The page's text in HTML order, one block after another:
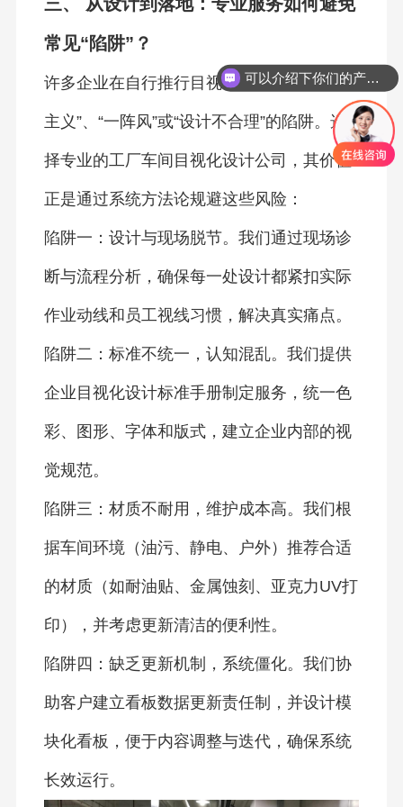
常见“陷阱”？
许多企业在自行推行目视化时，常陷入“形式
主义”、“一阵风”或“设计不合理”的陷阱。选
择专业的工厂车间目视化设计公司，其价值
正是通过系统方法论规避这些风险：
陷阱一：设计与现场脱节。我们通过现场诊
断与流程分析，确保每一处设计都紧扣实际
作业动线和员工视线习惯，解决真实痛点。
陷阱二：标准不统一，认知混乱。我们提供
企业目视化设计标准手册制定服务，统一色
彩、图形、字体和版式，建立企业内部的视
觉规范。
陷阱三：材质不耐用，维护成本高。我们根
据车间环境（油污、静电、户外）推荐合适
的材质（如耐油贴、金属蚀刻、亚克力UV打
印），并考虑更新清洁的便利性。
陷阱四：缺乏更新机制，系统僵化。我们协
助客户建立看板数据更新责任制，并设计模
块化看板，便于内容调整与迭代，确保系统
长效运行。
可以介绍下你们的产品么